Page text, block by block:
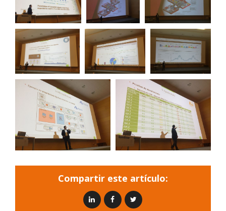
Compartir este artículo: